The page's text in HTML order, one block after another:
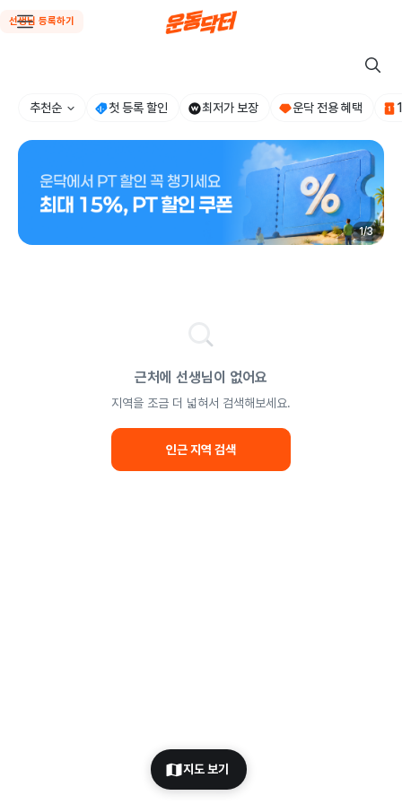
선생님 등록하기
추천순 첫 등록 할인 최저가 보장 운닥 전용 혜택
지도 보기
1/3
근처에 선생님이 없어요
지역을 조금 더 넓혀서 검색해보세요.
인근 지역 검색